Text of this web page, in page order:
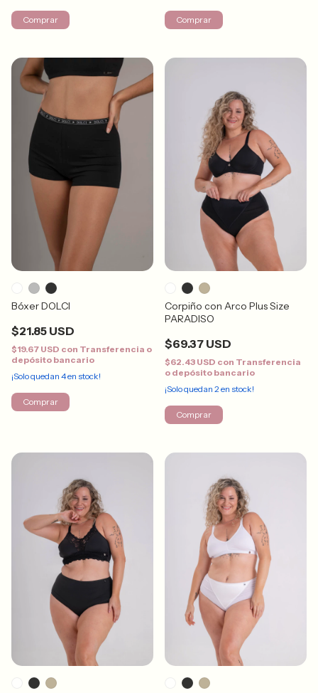
Comprar Comprar
Bóxer DOLCI
$21.85 USD
$19.67 USD con Transferencia o
depósito bancario
¡Solo quedan 4en stock!
Comprar
Corpiño con Arco Plus Size
PARADISO
$69.37 USD
$62.43 USD con Transferencia
o depósito bancario
¡Solo quedan 2 en stock!
Comprar